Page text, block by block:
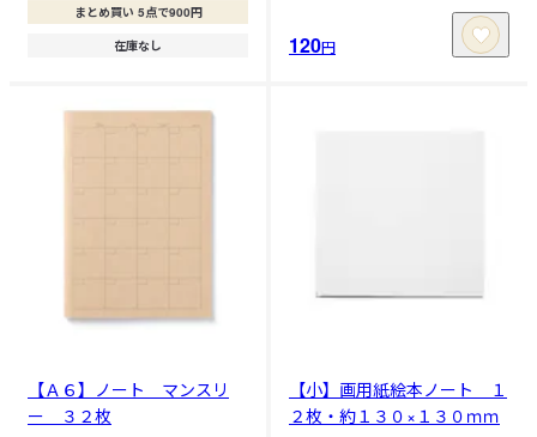
まとめ買い 5点で900円
在庫なし
120円
【Ａ６】ノート マンスリ
ー ３２枚
【小】画用紙絵本ノート １
２枚・約１３０×１３０ｍｍ